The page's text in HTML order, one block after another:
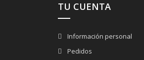
TU CUENTA
Información personal
Pedidos